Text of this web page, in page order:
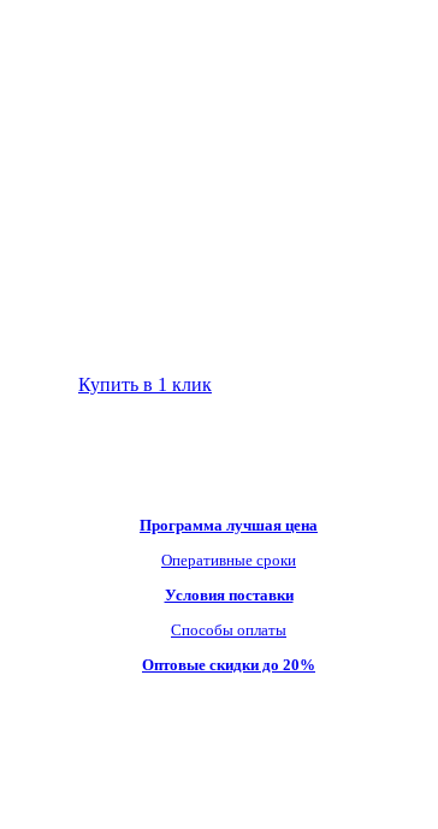
Купить в 1 клик
Программа лучшая цена
Оперативные сроки
Условия поставки
Способы оплаты
Оптовые скидки до 20%